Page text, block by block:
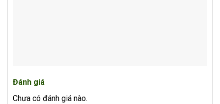
Đánh giá
Chưa có đánh giá nào.